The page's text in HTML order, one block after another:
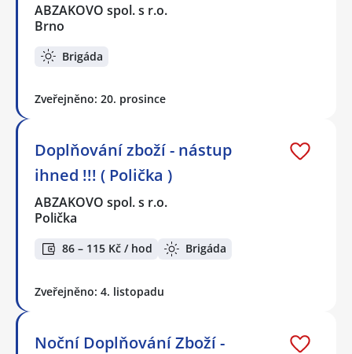
ABZAKOVO spol. s r.o.
Brno
Brigáda
Zveřejněno: 20. prosince
Doplňování zboží - nástup
ihned !!! ( Polička )
ABZAKOVO spol. s r.o.
Polička
86 – 115 Kč / hod Brigáda
Zveřejněno: 4. listopadu
Noční Doplňování Zboží -